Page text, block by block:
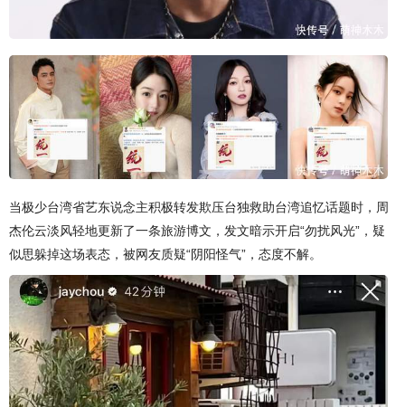
当极少台湾省艺东说念主积极转发欺压台独救助台湾追忆话题时，周
杰伦云淡风轻地更新了一条旅游博文，发文暗示开启“勿扰风光”，疑
似思躲掉这场表态，被网友质疑“阴阳怪气”，态度不解。